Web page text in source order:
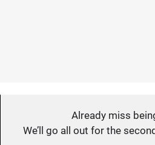
Already miss
We’ll go all out for the